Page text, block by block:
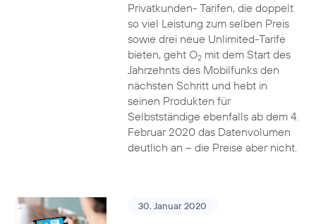
Privatkunden- Tarifen, die doppelt
so viel Leistung zum selben Preis
sowie drei neue Unlimited-Tarife
bieten, geht O2mit dem Start des
Jahrzehnts des Mobilfunks den
nächsten Schritt und hebt in
seinen Produkten für
Selbstständige ebenfalls ab dem 4.
Februar 2020 das Datenvolumen
deutlich an – die Preise aber nicht.
30. Januar 2020